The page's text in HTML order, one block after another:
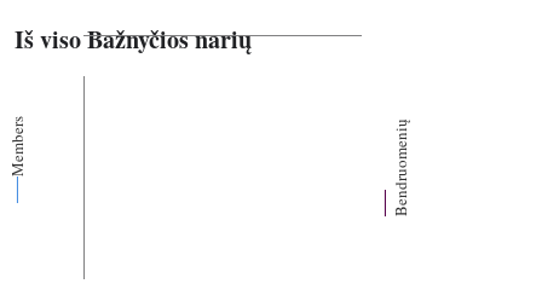
Iš viso Bažnyčios narių
Members Bendruomenių